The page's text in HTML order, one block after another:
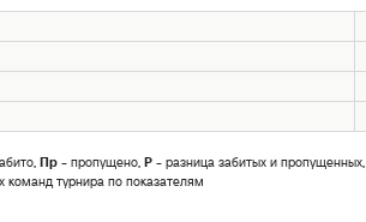
Пр - пропущено, Р - разница забитых и пропущенных,
команд турнира по показателям